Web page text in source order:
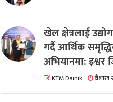
खेल क्षेत्रलाई
गर्दै आर्थिक
अभियानमा: इश्वर
KTM Dainik वैशाख